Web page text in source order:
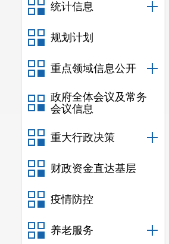
统计信息
规划计划
重点领域信息公开
政府全体会议及常务
会议信息
重大行政决策
财政资金直达基层
疫情防控
养老服务